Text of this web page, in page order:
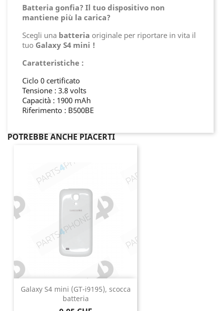
Batteria gonfia? Il tuo dispositivo non
mantiene più la carica?
Scegli una batteria originale per riportare in vita il
tuo Galaxy S4 mini !
Caratteristiche :
Ciclo 0 certificato
Tensione : 3.8 volts
Capacità : 1900 mAh
Riferimento : B500BE
POTREBBE ANCHE PIACERTI
Galaxy S4 mini (GT-i9195), scocca
batteria